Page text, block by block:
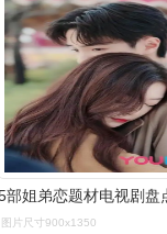
图片尺寸900x1350